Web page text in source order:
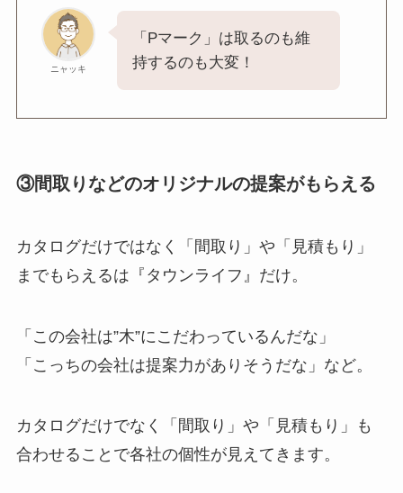
ニャッキ
「Pマーク」は取るのも維
持するのも大変！
③間取りなどのオリジナルの提案がもらえる
カタログだけではなく「間取り」や「見積もり」
までもらえるは『タウンライフ』だけ。
「この会社は”木”にこだわっているんだな」
「こっちの会社は提案力がありそうだな」など。
カタログだけでなく「間取り」や「見積もり」も
合わせることで各社の個性が見えてきます。